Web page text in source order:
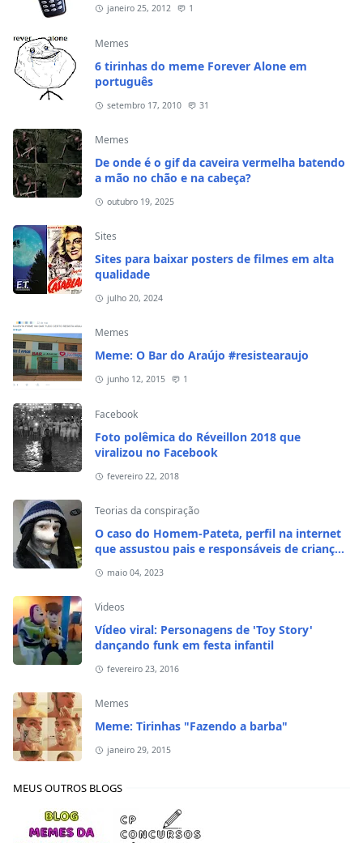
janeiro 25, 2012 1
Memes
6 tirinhas do meme Forever Alone em
português
setembro 17, 2010 31
Memes
De onde é o gif da caveira vermelha batendo
a mão no chão e na cabeça?
outubro 19, 2025
Sites
Sites para baixar posters de filmes em alta
qualidade
julho 20, 2024
Memes
Meme: O Bar do Araújo #resistearaujo
junho 12, 2015 1
Facebook
Foto polêmica do Réveillon 2018 que
viralizou no Facebook
fevereiro 22, 2018
Teorias da conspiração
O caso do Homem-Pateta, perfil na internet
que assustou pais e responsáveis de crianças
maio 04, 2023
Videos
Vídeo viral: Personagens de 'Toy Story'
dançando funk em festa infantil
fevereiro 23, 2016
Memes
Meme: Tirinhas "Fazendo a barba"
janeiro 29, 2015
MEUS OUTROS BLOGS